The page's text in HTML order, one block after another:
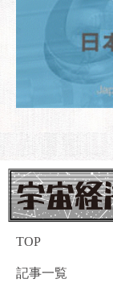
TOP
記事一覧